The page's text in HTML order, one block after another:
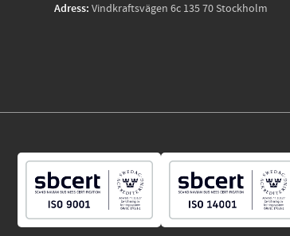
Adress: Vindkraftsvägen 6c 135 70 Stockholm